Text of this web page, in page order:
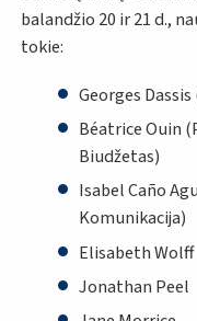
balandžio 20 ir 21 d.,
tokie:
Georges
Béatrice Ouin
Biudžetas)
Isabel Caño
Komunikacija)
Elisabeth Wolff
Jonathan Peel